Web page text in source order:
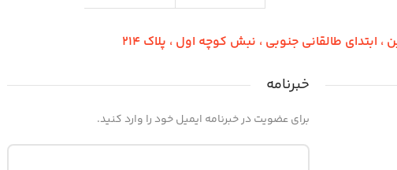
ابتدای طالقانی جنوبی ، نبش کوچه اول ، پلاک 214
خبرنامه
برای عضویت در خبرنامه ایمیل خود را وارد کنید.